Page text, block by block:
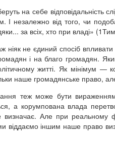
на себе
І незалежно від того, чи
за всіх, хто при владі»
не єдиний спосіб впливати
і на благо громадян.
житті. Як мінімум —
наше громадянське право,
теж може бути
а корумпована влада
Але при реальному
віддаємо іншим наше право